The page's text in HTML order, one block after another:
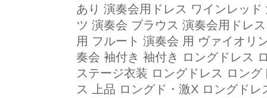
あり 演奏会用ドレス ワインレッ
ツ 演奏会 ブラウス 演奏会用ドレ
用 フルート 演奏会 用 ヴァイオリ
奏会 袖付き 袖付き ロングドレス
ステージ衣装 ロングドレス ロン
ス 上品 ロングド・激X ロングド